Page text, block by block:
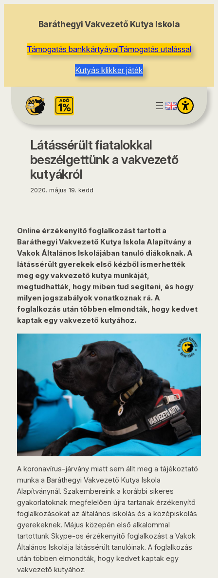
Baráthegyi Vakvezető Kutya Iskola
Támogatás bankkártyávalTámogatás utalással
Kutyás klikker játék
Látássérült fiatalokkal
beszélgettünk a vakvezető
kutyákról
2020. május 19. kedd
Online érzékenyítő foglalkozást tartott a
Baráthegyi Vakvezető Kutya Iskola Alapítvány a
Vakok Általános Iskolájában tanuló diákoknak. A
látássérült gyerekek első kézből ismerhették
meg egy vakvezető kutya munkáját,
megtudhatták, hogy miben tud segíteni, és hogy
milyen jogszabályok vonatkoznak rá. A
foglalkozás után többen elmondták, hogy kedvet
kaptak egy vakvezető kutyához.
A koronavírus-járvány miatt sem állt meg a tájékoztató
munka a Baráthegyi Vakvezető Kutya Iskola
Alapítványnál. Szakembereink a korábbi sikeres
gyakorlatoknak megfelelően újra tartanak érzékenyítő
foglalkozásokat az általános iskolás és a középiskolás
gyerekeknek. Május közepén első alkalommal
tartottunk Skype-os érzékenyítő foglalkozást a Vakok
Általános Iskolája látássérült tanulóinak. A foglalkozás
után többen elmondták, hogy kedvet kaptak egy
vakvezető kutyához.